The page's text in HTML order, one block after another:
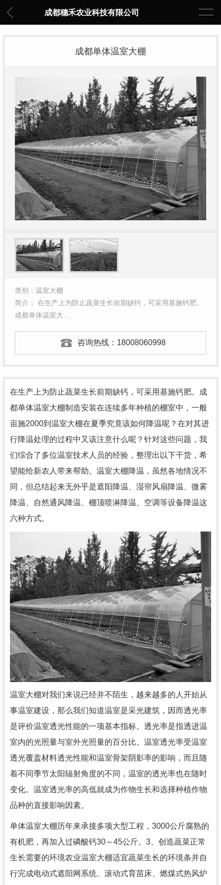
成都穗禾农业科技有限公司
成都单体温室大棚
类别：温室大棚
简介： 在生产上为防止蔬菜生长前期缺钙，可采用基施钙肥。
成都单体温室大…
咨询热线： 18008060998
在生产上为防止蔬菜生长前期缺钙，可采用基施钙肥。成
都单体温室大棚制造安装在连续多年种植的棚室中，一般
亩施2000到温室大棚在夏季究竟该如何降温呢？在对其进
行降温处理的过程中又该注意什么呢？针对这些问题，我
们综合了多位温室技术人员的经验，整理出以下干货，希
望能给新农人带来帮助。温室大棚降温，虽然各地情况不
同，但总结起来无外乎是遮阳降温、湿帘风扇降温、微雾
降温、自然通风降温、棚顶喷淋降温、空调等设备降温这
六种方式。
温室大棚对我们来说已经并不陌生，越来越多的人开始从
事温室建设，那么我们知道温室是采光建筑，因而透光率
是评价温室透光性能的一项基本指标。透光率是指透进温
室内的光照量与室外光照量的百分比。温室透光率受温室
透光覆盖材料透光性能和温室骨架阴影率的影响，而且随
着不同季节太阳辐射角度的不同，温室的透光率也在随时
变化。温室透光率的高低就成为作物生长和选择种植作物
品种的直接影响因素。
单体温室大棚历年来承接多项大型工程，3000公斤腐熟的
有机肥，再加入过磷酸钙30～45公斤。3、创造蔬菜正常
生长需要的环境农业温室大棚适宜蔬菜生长的环境条并自
行完成电动式遮阳网系统、滚动式育苗床、燃煤式热风炉